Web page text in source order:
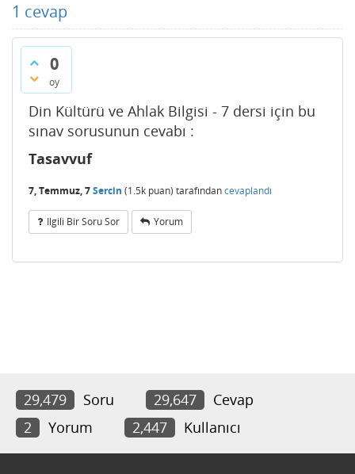
1 cevap
0
oy
Din Kültürü ve Ahlak Bilgisi - 7 dersi için bu
sınav sorusunun cevabı :
Tasavvuf
7, Temmuz, 7Sercin (1.5k puan) tarafındancevaplandı
Ilgili Bir Soru Sor Yorum
29,479 Soru 29,647
Cevap
2
Yorum 2,447 Kullanıcı